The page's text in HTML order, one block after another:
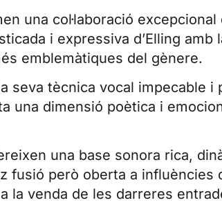
una col·laboració
i expressiva d’Elling amb
emblemàtiques del gènere.
seva tècnica vocal impecable i
una dimensió poètica i
una base sonora rica,
fusió però oberta a influències
la venda de les darreres